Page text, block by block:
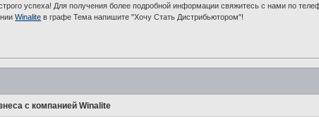
успеха! Для получения более подробной информации свяжитесь с нами по
Winalite в графе Тема напишите "Хочу Стать Дистрибьютором"!
с компанией Winalite